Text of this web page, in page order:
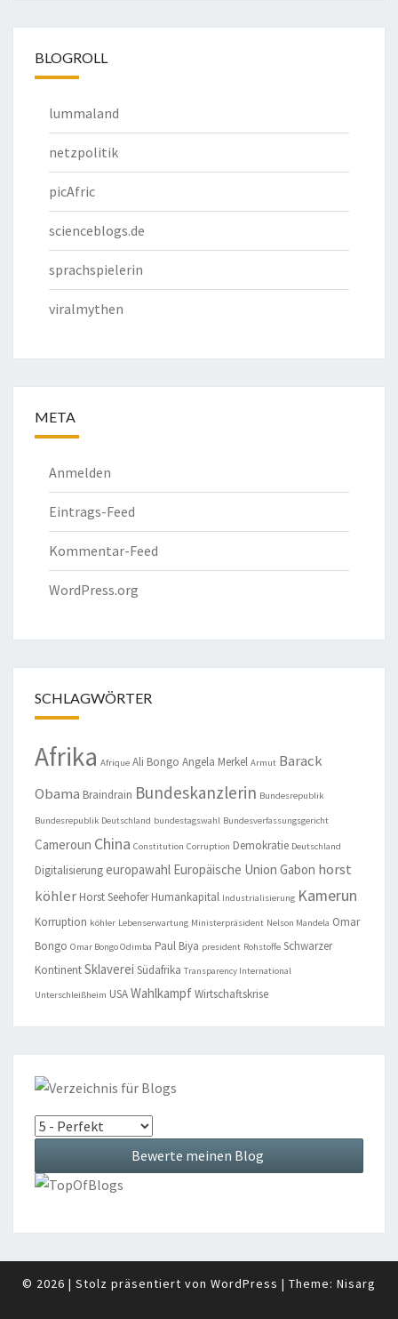
BLOGROLL
lummaland
netzpolitik
picAfric
scienceblogs.de
sprachspielerin
viralmythen
META
Anmelden
Eintrags-Feed
Kommentar-Feed
WordPress.org
SCHLAGWÖRTER
Afrika Afrique Ali Bongo Angela Merkel Armut Barack
Obama Braindrain Bundeskanzlerin Bundesrepublik
Bundesrepublik Deutschland bundestagswahl Bundesverfassungsgericht
Cameroun China Constitution Corruption Demokratie Deutschland
Digitalisierungeuropawahl Europäische Union Gabon horst
köhler Horst Seehofer Humankapital Industrialisierung Kamerun
Korruption köhler Lebenserwartung Ministerpräsident Nelson Mandela Omar
Bongo Omar Bongo Odimba Paul Biya president Rohstoffe Schwarzer
KontinentSklaverei Südafrika Transparency International
Unterschleißheim USAWahlkampfWirtschaftskrise
© 2026 | Stolz präsentiert von WordPress | Theme: Nisarg